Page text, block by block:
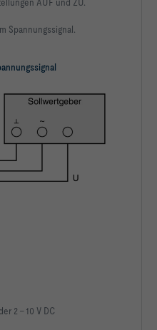
2 – 10 V DC
AUF und ZU.
Spannungssignal.